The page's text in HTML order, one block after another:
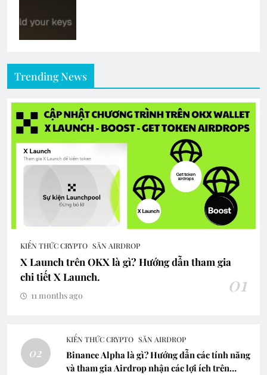
Trending News
KIẾN THỨC CRYPTO SĂN AIRDROP
X Launch trên OKX là gì? Hướng dẫn tham gia
chi tiết X Launch.
01
11 months ago
02
KIẾN THỨC CRYPTO SĂN AIRDROP
Binance Alpha là gì? Hướng dẫn các tính năng
và tham gia Airdrop nhận các lợi ích trên